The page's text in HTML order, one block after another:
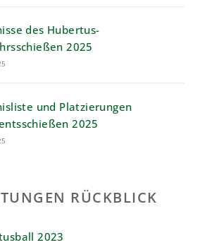
des Hubertus-
2025
und Platzierungen
2025
RÜCKBLICK
2023